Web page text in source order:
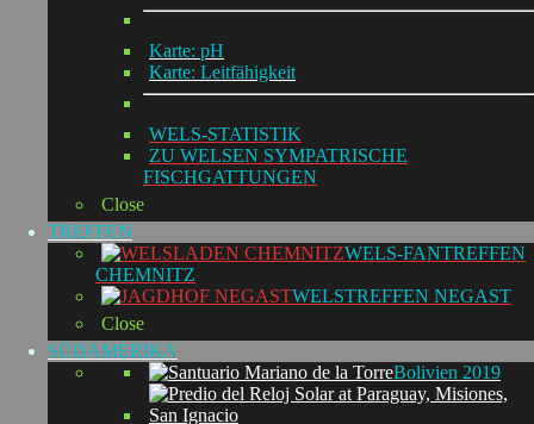
Karte: pH
Karte: Leitfähigkeit
WELS-STATISTIK
ZU WELSEN SYMPATRISCHE
FISCHGATTUNGEN
Close
TREFFEN
WELS-FANTREFFEN
CHEMNITZ
WELSTREFFEN NEGAST
Close
SÜDAMERIKA
Bolivien 2019